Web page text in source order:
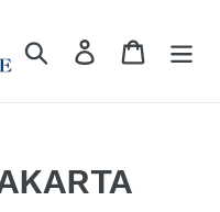
Search Log in Cart